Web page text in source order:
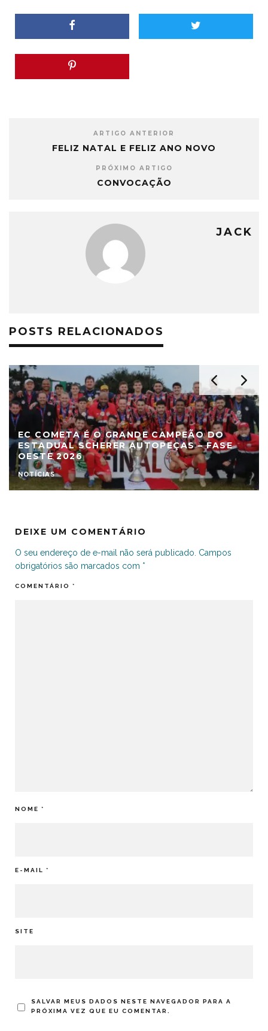
ARTIGO ANTERIOR
FELIZ NATAL E FELIZ ANO NOVO
PRÓXIMO ARTIGO
CONVOCAÇÃO
JACK
POSTS RELACIONADOS
EC COMETA É O GRANDE CAMPEÃO DO
ESTADUAL SCHERER AUTOPEÇAS – FASE
OESTE 2026
NOTÍCIAS
DEIXE UM COMENTÁRIO
O seu endereço de e-mail não será publicado. Campos
obrigatórios são marcados com *
COMENTÁRIO *
NOME *
E-MAIL *
SITE
SALVAR MEUS DADOS NESTE NAVEGADOR PARA A
PRÓXIMA VEZ QUE EU COMENTAR.